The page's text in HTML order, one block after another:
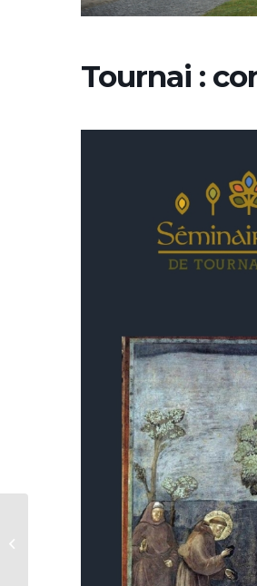
Tournai :
Beaumont : messe de